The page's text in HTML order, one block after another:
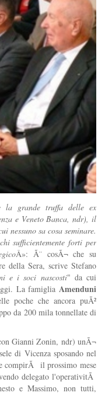
la grande truffa delle ex
e Veneto Banca, ndr), il
nessuno sa cosa seminare.
sufficientemente forti per
Â»: Ã¨ cosÃ¬ che su
della Sera, scrive Stefano
e i soci nascosti" da cui
La famiglia Amenduni
poche che ancora puÃ²
da 200 mila tonnellate di
Gianni Zonin, ndr) unÃ¬
di Vicenza sposando nel
compirÃ il prossimo mese
delegato l'operativitÃ
e Massimo, non tutti,